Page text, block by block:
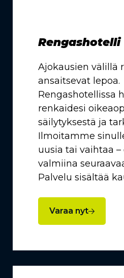
Rengashotelli
Ajokausien välillä
ansaitsevat lepoa.
Rengashotellissa
renkaidesi
säilytyksestä ja
Ilmoitamme
uusia tai vaihtaa –
valmiina
Palvelu sisältää
Varaa nyt